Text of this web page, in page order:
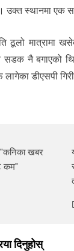
उक्त स्थानमा एक
ठूलो मात्रामा
सडक नै बगाएको
लागेका डीएसपी
दिनुहोस्